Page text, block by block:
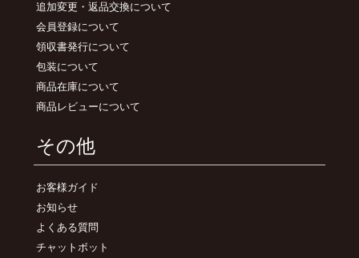
追加変更・返品交換について
会員登録について
領収書発行について
包装について
商品在庫について
商品レビューについて
その他
お客様ガイド
お知らせ
よくある質問
チャットボット